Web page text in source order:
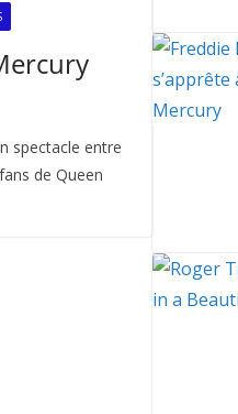
spectacle entre
de Queen